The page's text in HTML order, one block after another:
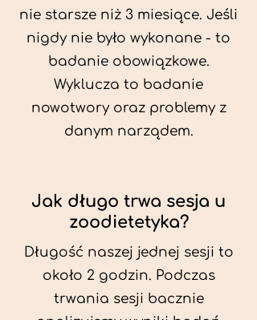
nie starsze niż 3 miesiące. Jeśli
nigdy nie było wykonane - to
badanie obowiązkowe.
Wyklucza to badanie
nowotwory oraz problemy z
danym narządem.
Jak długo trwa sesja u
zoodietetyka?
Długość naszej jednej sesji to
około 2 godzin. Podczas
trwania sesji bacznie